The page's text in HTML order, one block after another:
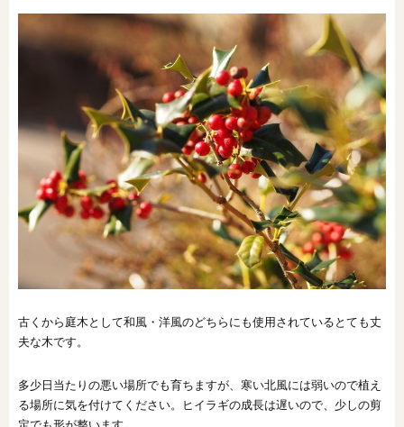
古くから庭木として和風・洋風のどちらにも使用されているとても丈
夫な木です。
多少日当たりの悪い場所でも育ちますが、寒い北風には弱いので植え
る場所に気を付けてください。ヒイラギの成長は遅いので、少しの剪